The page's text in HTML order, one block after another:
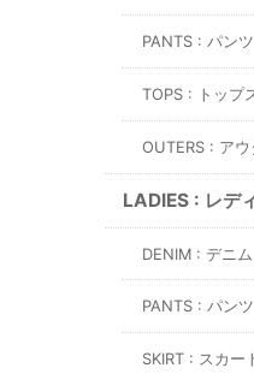
PANTS : パンツ
TOPS : トップ
OUTERS : アウ
LADIES : レデ
DENIM : デニム
PANTS : パンツ
SKIRT : スカー